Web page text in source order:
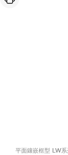
平面鑲嵌框型 LW